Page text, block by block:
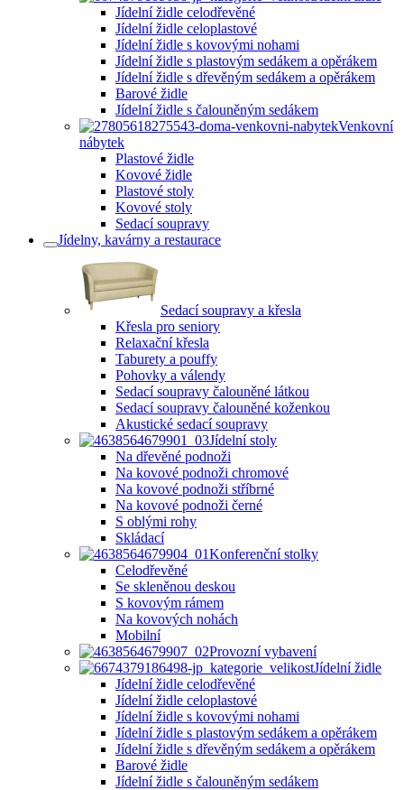
Jídelní židle celodřevěné
Jídelní židle celoplastové
Jídelní židle s kovovými nohami
Jídelní židle s plastovým sedákem a opěrákem
Jídelní židle s dřevěným sedákem a opěrákem
Barové židle
Jídelní židle s čalouněným sedákem
Venkovní
nábytek
Plastové židle
Kovové židle
Plastové stoly
Kovové stoly
Sedací soupravy
Jídelny, kavárny a restaurace
Sedací soupravy a křesla
Křesla pro seniory
Relaxační křesla
Taburety a pouffy
Pohovky a válendy
Sedací soupravy čalouněné látkou
Sedací soupravy čalouněné koženkou
Akustické sedací soupravy
Jídelní stoly
Na dřevěné podnoži
Na kovové podnoži chromové
Na kovové podnoži stříbrné
Na kovové podnoži černé
S oblými rohy
Skládací
Konferenční stolky
Celodřevěné
Se skleněnou deskou
S kovovým rámem
Na kovových nohách
Mobilní
Provozní vybavení
Jídelní židle
Jídelní židle celodřevěné
Jídelní židle celoplastové
Jídelní židle s kovovými nohami
Jídelní židle s plastovým sedákem a opěrákem
Jídelní židle s dřevěným sedákem a opěrákem
Barové židle
Jídelní židle s čalouněným sedákem